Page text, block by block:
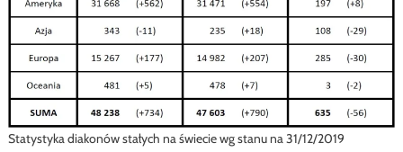
Statystyka diakonów stałych na świecie wg stanu na 31/12/2019